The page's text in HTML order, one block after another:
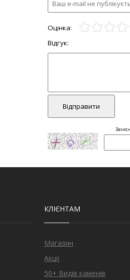
КЛІЄНТАМ
Магазин
Акції
50+ Видів каменів